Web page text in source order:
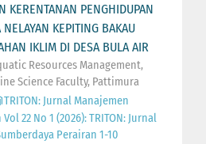
KERENTANAN PENGHIDUPAN
NELAYAN KEPITING BAKAU
IKLIM DI DESA BULA AIR
Resources Management,
Science Faculty, Pattimura
TRITON: Jurnal Manajemen
22 No 1 (2026): TRITON: Jurnal
Perairan 1-10